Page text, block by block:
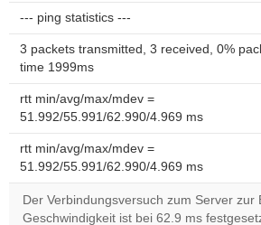
--- ping statistics ---
3 packets transmitted, 3 received, 0%
time 1999ms
rtt min/avg/max/mdev =
51.992/55.991/62.990/4.969 ms
rtt min/avg/max/mdev =
51.992/55.991/62.990/4.969 ms
Der Verbindungsversuch zum Server zur
Geschwindigkeit ist bei 62.9 ms